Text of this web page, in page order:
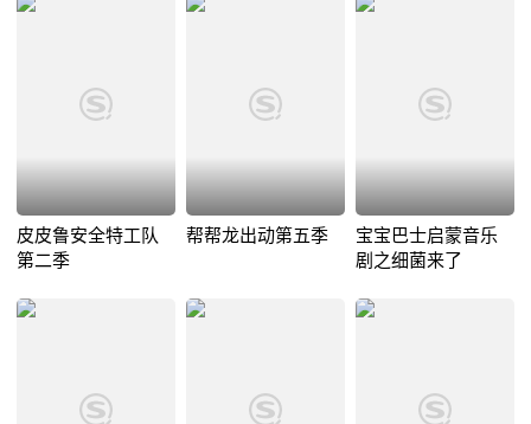
皮皮鲁安全特工队
第二季
帮帮龙出动第五季
宝宝巴士启蒙音乐
剧之细菌来了